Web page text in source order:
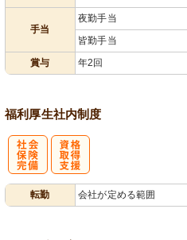
手当
夜勤手当
皆勤手当
賞与
年2回
福利厚生社内制度
転勤 会社が定める範囲